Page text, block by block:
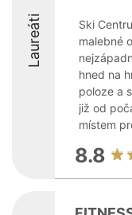
Laureáti
Ski
malebné
hned na
poloze a
již od
místem
8.8